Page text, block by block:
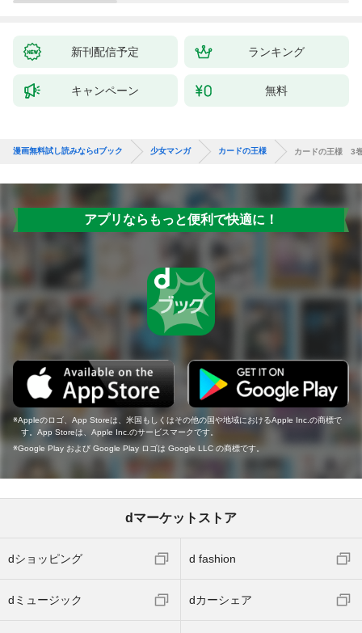
新刊配信予定 ランキング
キャンペーン 無料
漫画無料試し読みならdブック 少女マンガ カードの王様 カードの王様 3
アプリならもっと便利で快適に！
Appleのロゴ、App Storeは、米国もしくはその他の国や地域におけるApple Inc.の商標で
す。App Storeは、Apple Inc.のサービスマークです。
Google Play および Google Play ロゴは Google LLC の商標です。
dマーケットストア
dショッピング d fashion
dミュージック dカーシェア